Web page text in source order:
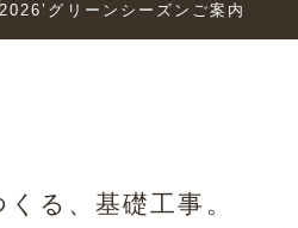
グリーンシーズンご案内
る、基礎工事。